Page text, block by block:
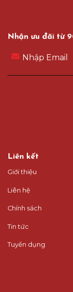
Nhận ưu đãi từ
Liên kết
Giới thiệu
Liên hệ
Chính sách
Tin tức
Tuyển dụng